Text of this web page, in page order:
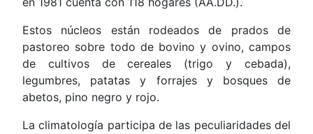
Estos núcleos están rodeados de prados de
pastoreo sobre todo de bovino y ovino, campos
de cultivos de cereales (trigo y cebada),
legumbres, patatas y forrajes y bosques de
abetos, pino negro y rojo.
La climatología participa de las peculiaridades del